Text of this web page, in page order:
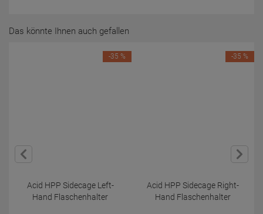
Das könnte Ihnen auch gefallen
Acid HPP Sidecage Left-
Hand Flaschenhalter
-35 %
Acid HPP Sidecage Right-
Hand Flaschenhalter
-35 %